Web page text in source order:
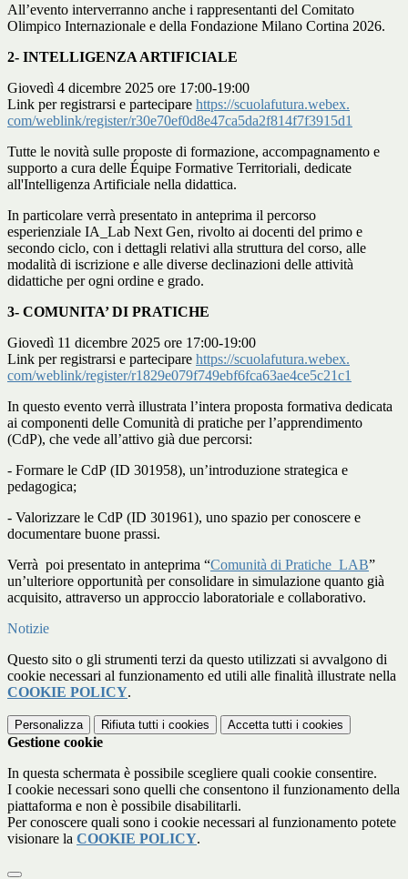
All’evento interverranno anche i rappresentanti del Comitato
Olimpico Internazionale e della Fondazione Milano Cortina 2026.
2- INTELLIGENZA ARTIFICIALE
Giovedì 4 dicembre 2025 ore 17:00-19:00
Link per registrarsi e partecipare https://scuolafutura.webex.
com/weblink/register/r30e70ef0d8e47ca5da2f814f7f391 5d1
Tutte le novità sulle proposte di formazione, accompagnamento e
supporto a cura delle Équipe Formative Territoriali, dedicate
all'Intelligenza Artificiale nella didattica.
In particolare verrà presentato in anteprima il percorso
esperienziale IA_Lab Next Gen, rivolto ai docenti del primo e
secondo ciclo, con i dettagli relativi alla struttura del corso, alle
modalità di iscrizione e alle diverse declinazioni delle attività
didattiche per ogni ordine e grado.
3- COMUNITA’ DI PRATICHE
Giovedì 11 dicembre 2025 ore 17:00-19:00
Link per registrarsi e partecipare https://scuolafutura.webex.
com/weblink/register/r1829e079f749ebf6fca63ae4ce5c21c1
In questo evento verrà illustrata l’intera proposta formativa dedicata
ai componenti delle Comunità di pratiche per l’apprendimento
(CdP), che vede all’attivo già due percorsi:
- Formare le CdP (ID 301958), un’introduzione strategica e
pedagogica;
- Valorizzare le CdP (ID 301961), uno spazio per conoscere e
documentare buone prassi.
Verrà poi presentato in anteprima “Comunità di Pratiche_LAB”
un’ulteriore opportunità per consolidare in simulazione quanto già
acquisito, attraverso un approccio laboratoriale e collaborativo.
Notizie
Questo sito o gli strumenti terzi da questo utilizzati si avvalgono di
cookie necessari al funzionamento ed utili alle finalità illustrate nella
COOKIE POLICY.
Personalizza Rifiuta tutti i cookies Accetta tutti i cookies
Gestione cookie
In questa schermata è possibile scegliere quali cookie consentire.
I cookie necessari sono quelli che consentono il funzionamento della
piattaforma e non è possibile disabilitarli.
Per conoscere quali sono i cookie necessari al funzionamento potete
visionare la COOKIE POLICY.